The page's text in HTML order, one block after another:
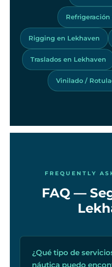
Rigging en Lekhaven
Traslados en Lekhaven
Vinilado /
FREQUENTLY
FAQ —
¿Qué tipo de
náutica puedo